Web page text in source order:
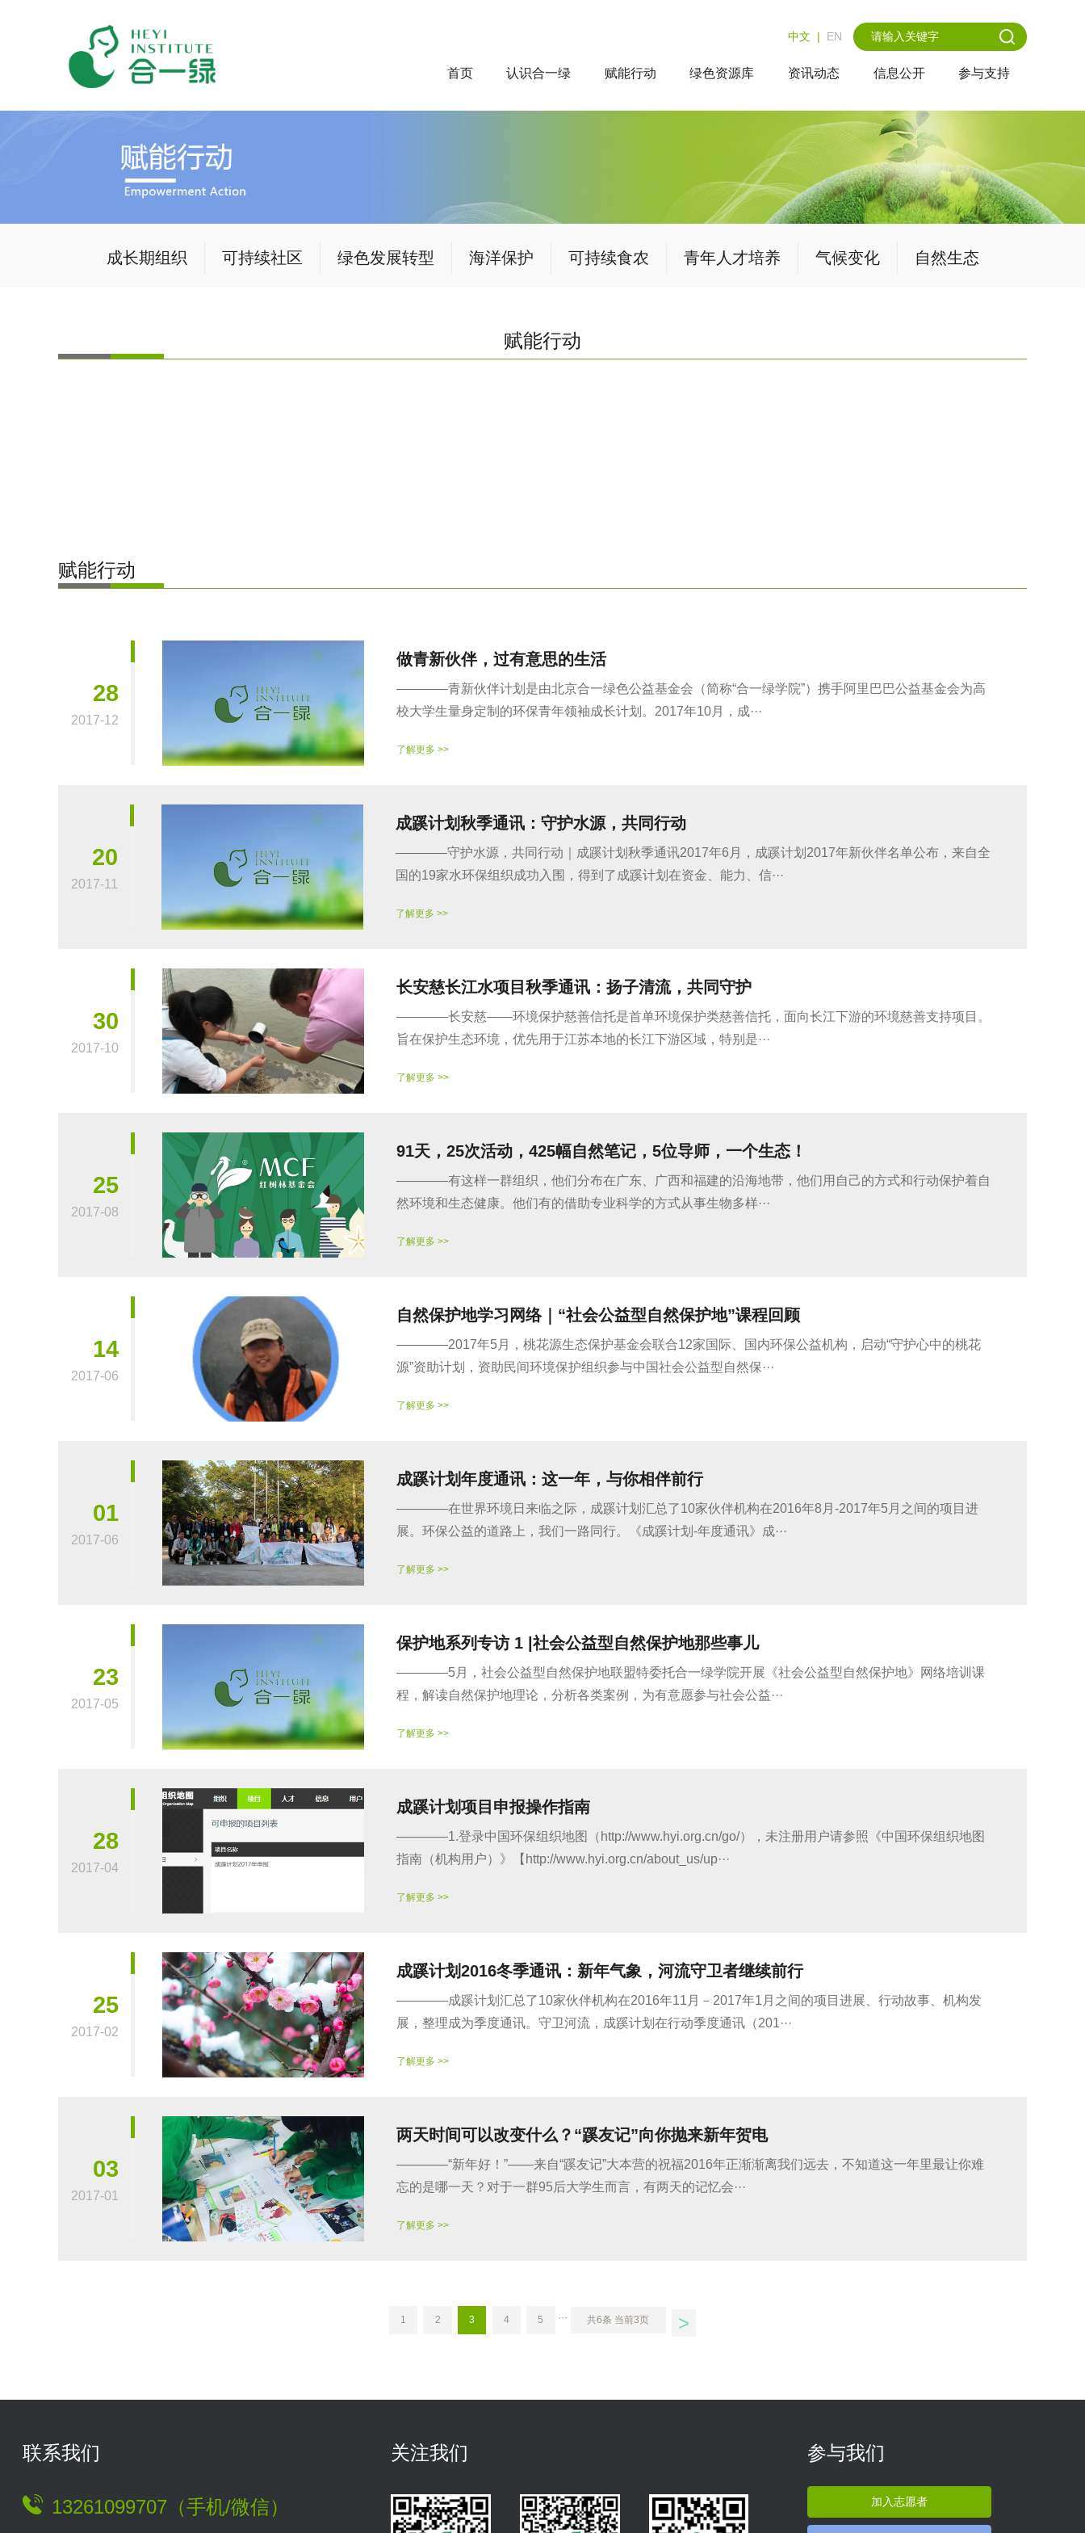
中文 | EN
首页 认识合一绿 赋能行动 绿色资源库 资讯动态 信息公开 参与支持
成长期组织 可持续社区 绿色发展转型 海洋保护 可持续食农 青年人才培养 气候变化 自然生态
赋能行动
赋能行动
28
2017-12
做青新伙伴，过有意思的生活
————青新伙伴计划是由北京合一绿色公益基金会（简称“合一绿学院”）携手阿里巴巴公益基金会为高
校大学生量身定制的环保青年领袖成长计划。2017年10月，成···
了解更多 >>
20
2017-11
成蹊计划秋季通讯：守护水源，共同行动
————守护水源，共同行动｜成蹊计划秋季通讯2017年6月，成蹊计划2017年新伙伴名单公布，来自全
国的19家水环保组织成功入围，得到了成蹊计划在资金、能力、信···
了解更多 >>
30
2017-10
长安慈长江水项目秋季通讯：扬子清流，共同守护
————长安慈——环境保护慈善信托是首单环境保护类慈善信托，面向长江下游的环境慈善支持项目。
旨在保护生态环境，优先用于江苏本地的长江下游区域，特别是···
了解更多 >>
25
2017-08
91天，25次活动，425幅自然笔记，5位导师，一个生态！
————有这样一群组织，他们分布在广东、广西和福建的沿海地带，他们用自己的方式和行动保护着自
然环境和生态健康。他们有的借助专业科学的方式从事生物多样···
了解更多 >>
14
2017-06
自然保护地学习网络｜“社会公益型自然保护地”课程回顾
————2017年5月，桃花源生态保护基金会联合12家国际、国内环保公益机构，启动“守护心中的桃花
源”资助计划，资助民间环境保护组织参与中国社会公益型自然保···
了解更多 >>
01
2017-06
成蹊计划年度通讯：这一年，与你相伴前行
————在世界环境日来临之际，成蹊计划汇总了10家伙伴机构在2016年8月-2017年5月之间的项目进
展。环保公益的道路上，我们一路同行。《成蹊计划-年度通讯》成···
了解更多 >>
23
2017-05
保护地系列专访 1 |社会公益型自然保护地那些事儿
————5月，社会公益型自然保护地联盟特委托合一绿学院开展《社会公益型自然保护地》网络培训课
程，解读自然保护地理论，分析各类案例，为有意愿参与社会公益···
了解更多 >>
28
2017-04
成蹊计划项目申报操作指南
————1.登录中国环保组织地图（http://www.hyi.org.cn/go/），未注册用户请参照《中国环保组织地图
指南（机构用户）》【http://www.hyi.org.cn/about_us/up···
了解更多 >>
25
2017-02
成蹊计划2016冬季通讯：新年气象，河流守卫者继续前行
————成蹊计划汇总了10家伙伴机构在2016年11月－2017年1月之间的项目进展、行动故事、机构发
展，整理成为季度通讯。守卫河流，成蹊计划在行动季度通讯（201···
了解更多 >>
03
2017-01
两天时间可以改变什么？“蹊友记”向你抛来新年贺电
————“新年好！”——来自“蹊友记”大本营的祝福2016年正渐渐离我们远去，不知道这一年里最让你难
忘的是哪一天？对于一群95后大学生而言，有两天的记忆会···
了解更多 >>
1 2 3 4 5 ··· 共6条 当前3页 >
联系我们
13261099707（手机/微信）
关注我们 参与我们
加入志愿者